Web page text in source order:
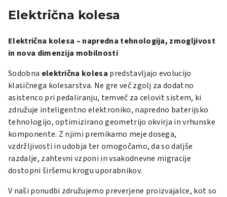
Električna kolesa
Električna kolesa – napredna tehnologija, zmogljivost
in nova dimenzija mobilnosti
Sodobna električna kolesa predstavljajo evolucijo
klasičnega kolesarstva. Ne gre več zgolj za dodatno
asistenco pri pedaliranju, temveč za celovit sistem, ki
združuje inteligentno elektroniko, napredno baterijsko
tehnologijo, optimizirano geometrijo okvirja in vrhunske
komponente. Z njimi premikamo meje dosega,
vzdržljivosti in udobja ter omogočamo, da so daljše
razdalje, zahtevni vzponi in vsakodnevne migracije
dostopni širšemu krogu uporabnikov.
V naši ponudbi združujemo preverjene proizvajalce, kot so